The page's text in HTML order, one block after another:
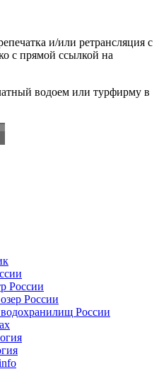
и/или ретрансляция с
с прямой ссылкой на
водоем или турфирму в
России
России
России